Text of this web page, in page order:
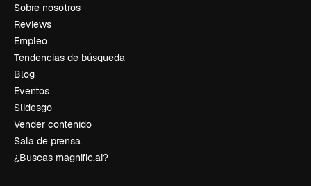
Sobre nosotros
Reviews
Empleo
Tendencias de búsqueda
Blog
Eventos
Slidesgo
Vender contenido
Sala de prensa
¿Buscas magnific.ai?